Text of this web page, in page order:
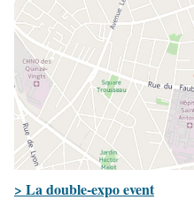
> La double-expo event